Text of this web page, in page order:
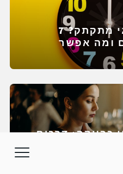
השעון הביולוגי מתקתק? 7
ומה אפשר
כרווקה: דרכים